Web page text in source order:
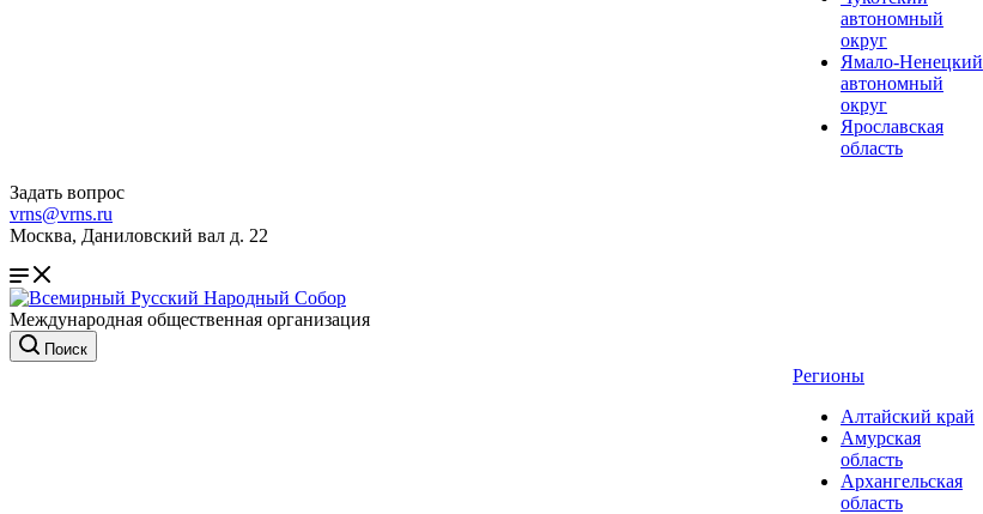
автономный
округ
Ямало-Ненецкий
автономный
округ
Ярославская
область
Задать вопрос
vrns@vrns.ru
Москва, Даниловский вал д. 22
Международная общественная организация
Поиск
Регионы
Алтайский край
Амурская
область
Архангельская
область